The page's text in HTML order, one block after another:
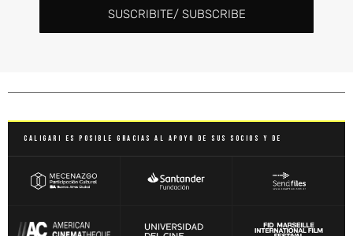
SUSCRIBITE/ SUBSCRIBE
Caligari es posible gracias al apoyo de sus socios y de